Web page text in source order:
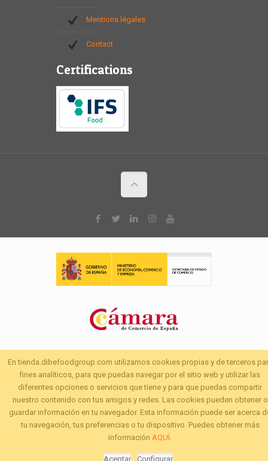
Mentions légales
Contact
Certifications
En tienda.dibefoodgroup.com utilizamos cookies propias y de terceros
fines analíticos, para que puedas navegar por el sitio web y utilizar las
diferentes opciones o servicios que tiene y para que puedas compartir
nuestro contenido con tus amigos y redes. Las cookies pueden obtener o
guardar información en tu navegador. Esta información puede ser acerca
tu navegación, tus preferencias o tu dispositivo. Puedes obtener más
información AQUÍ.
Aceptar Configurar